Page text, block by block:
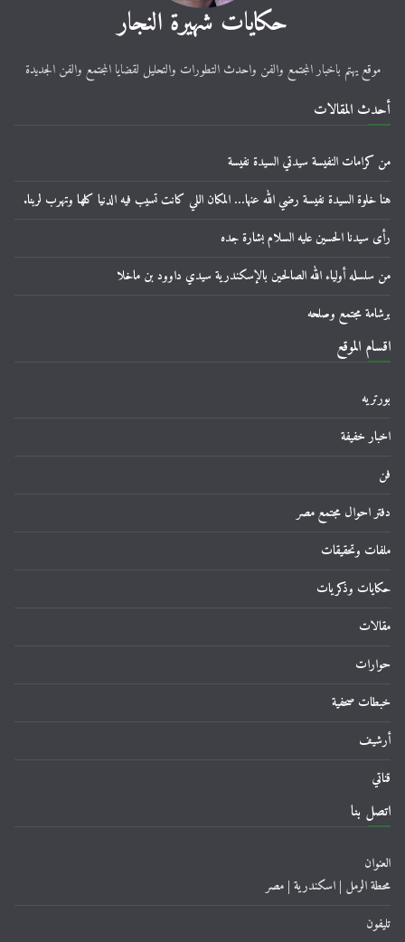
حكايات شهيرة النجار
موقع يهتم باخبار المجتمع والفن واحدث التطورات والتحليل لقضايا المجتمع والفن الجديدة
أحدث المقالات
من كرامات النفيسة سيدتي السيدة نفيسة
هنا خلوة السيدة نفيسة رضي الله عنها… المكان اللي كانت تسيب فيه الدنيا كلها وتهرب لربنا.
رأى سيدنا الحسين عليه السلام بشارة جده
من سلسله أولياء الله الصالحين بالإسكندرية سيدي داوود بن ماخلا
برشامة مجتمع وصلحه
اقسام الموقع
بورتريه
اخبار خفيفة
فن
دفتر احوال مجتمع مصر
ملفات وتحقيقات
حكايات وذكريات
مقالات
حوارات
خبطات صحفية
أرشيف
قناتي
اتصل بنا
العنوان
محطة الرمل | اسكندرية | مصر
تليفون